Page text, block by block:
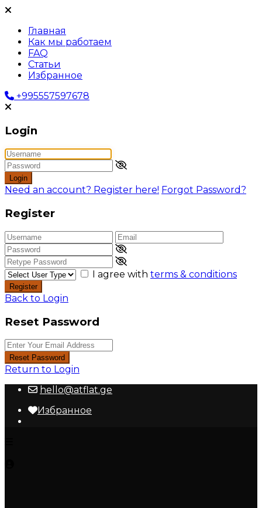
Главная
Как мы работаем
FAQ
Статьи
Избранное
+995557597678
Login
Login
Need an account? Register here! Forgot Password?
Register
I agree with terms & conditions
Register
Back to Login
Reset Password
Reset Password
Return to Login
hello@atflat.ge
Избранное